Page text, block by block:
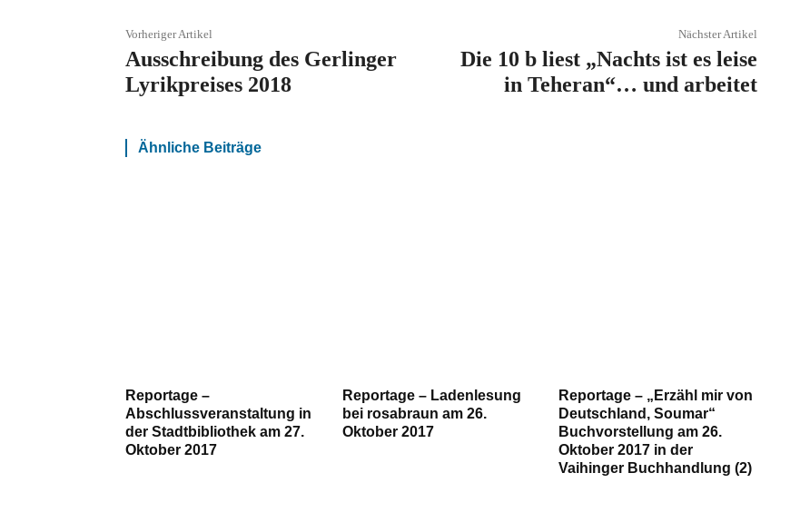
Vorheriger Artikel
Ausschreibung des Gerlinger
Lyrikpreises 2018
Nächster Artikel
Die 10 b liest „Nachts ist es leise
in Teheran“… und arbeitet
Ähnliche Beiträge
Reportage –
Abschlussveranstaltung in
der Stadtbibliothek am 27.
Oktober 2017
Reportage – Ladenlesung
bei rosabraun am 26.
Oktober 2017
Reportage – „Erzähl mir von
Deutschland, Soumar“
Buchvorstellung am 26.
Oktober 2017 in der
Vaihinger Buchhandlung (2)